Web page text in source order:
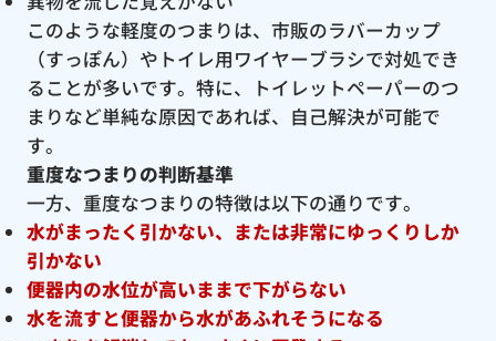
このような軽度のつまりは、市販のラバーカップ
（すっぽん）やトイレ用ワイヤーブラシで対処でき
ることが多いです。特に、トイレットペーパーのつ
まりなど単純な原因であれば、自己解決が可能で
す。
重度なつまりの判断基準
一方、重度なつまりの特徴は以下の通りです。
水がまったく引かない、または非常にゆっくりしか
引かない
便器内の水位が高いままで下がらない
水を流すと便器から水があふれそうになる